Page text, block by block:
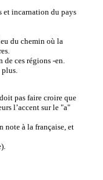
et incarnation du pays
du chemin où la
de ces régions -en.
plus.
pas faire croire que
l’accent sur le "a"
note à la française, et